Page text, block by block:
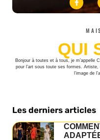
QUI
Bonjour à toutes et à tous, je m’appelle
pour l’art sous toute ses formes.
l’image de
Les derniers articles